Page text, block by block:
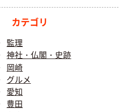
カテゴリ
監理
神社・仏閣・史跡
岡崎
グルメ
愛知
豊田